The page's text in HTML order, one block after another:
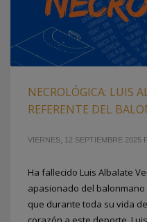
NECROLÓGICA: LUIS
REFERENTE DEL
VIERNES, 12 SEPTIEMBRE 2025
Ha fallecido Luis Albalate
apasionado del
que durante toda su vida